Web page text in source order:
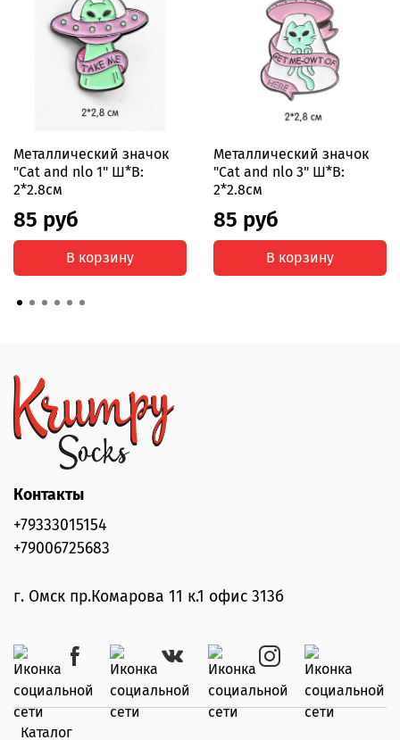
Металлический значок
"Cat and nlo 1" Ш*В:
2*2.8см
85 руб
В корзину
Металлический значок
"Cat and nlo 3" Ш*В:
2*2.8см
85 руб
В корзину
Каталог
Контакты
+79333015154
+79006725683
г. Омск пр.Комарова 11 к.1 офис 313б